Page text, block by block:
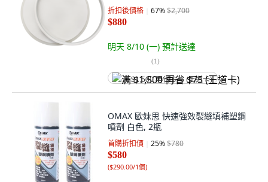
折扣後價格 67%$2,700
$880
明天 8/10 (一) 預計送達
(1)
满 $1,500 再省 $75 (王道卡)
OMAX 歐妹思 快速強效裂縫填補塑鋼
噴劑 白色, 2瓶
首購折扣價 25%$780
$580
($290.00/1個)